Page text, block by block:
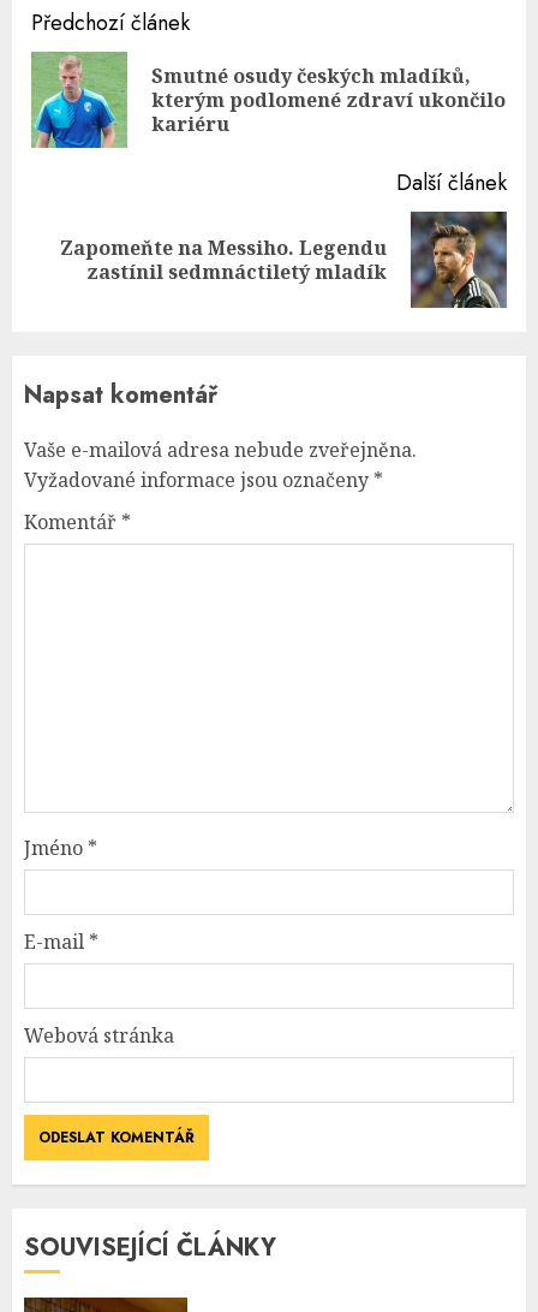
Continue
Reading
Předchozí článek
Smutné osudy českých mladíků,
kterým podlomené zdraví ukončilo
kariéru
Další článek
NextZapomeňte na Messiho. Legendu
zastínil sedmnáctiletý mladík
Napsat komentář
Vaše e-mailová adresa nebude zveřejněna.
Vyžadované informace jsou označeny *
Komentář *
Jméno *
E-mail *
Webová stránka
SOUVISEJÍCÍ ČLÁNKY